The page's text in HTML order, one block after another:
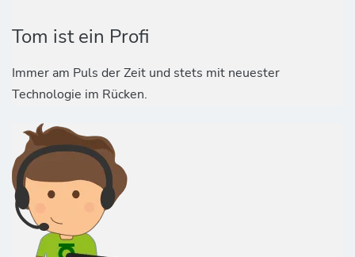
Tom ist ein Profi
Immer am Puls der Zeit und stets mit neuester
Technologie im Rücken.